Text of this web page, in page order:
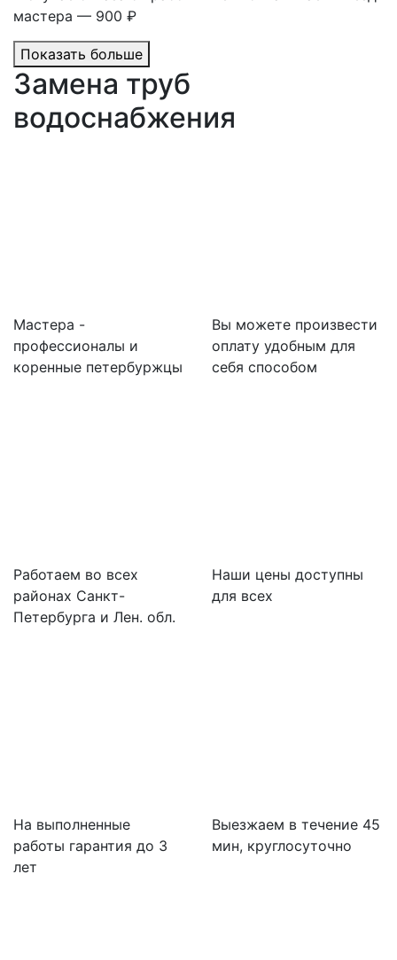
мастера — 900 ₽
Показать больше
Замена труб
водоснабжения
Мастера -
профессионалы и
коренные петербуржцы
Вы можете произвести
оплату удобным для
себя способом
Работаем во всех
районах Санкт-
Петербурга и Лен. обл.
Наши цены доступны
для всех
На выполненные
работы гарантия до 3
лет
Выезжаем в течение 45
мин, круглосуточно